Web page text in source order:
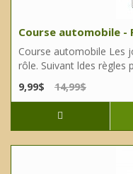
Course automobile -
Course automobile Les
rôle. Suivant ldes règles
9,99$
14,99$